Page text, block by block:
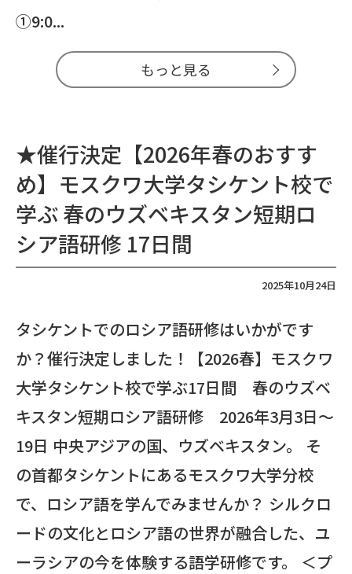
①9:0...
もっと見る
★催行決定【2026年春のおすす
め】モスクワ大学タシケント校で
学ぶ 春のウズベキスタン短期ロ
シア語研修 17日間
2025年10月24日
タシケントでのロシア語研修はいかがです
か？催行決定しました！【2026春】モスクワ
大学タシケント校で学ぶ17日間 春のウズベ
キスタン短期ロシア語研修 2026年3月3日～
19日 中央アジアの国、ウズベキスタン。 そ
の首都タシケントにあるモスクワ大学分校
で、ロシア語を学んでみませんか？ シルクロ
ードの文化とロシア語の世界が融合した、ユ
ーラシアの今を体験する語学研修です。 ＜プ